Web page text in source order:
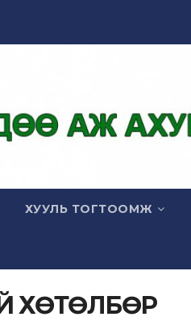
ХУУЛЬ ТОГТООМЖ
ХӨТӨЛБӨР